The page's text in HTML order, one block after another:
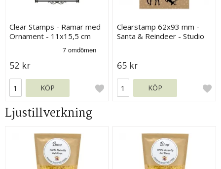
Clear Stamps - Ramar med
Ornament - 11x15,5 cm
52 kr
KÖP
Clearstamp 62x93 mm -
Santa & Reindeer - Studio
65 kr
KÖP
Ljustillverkning